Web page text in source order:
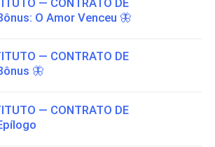
O Amor Venceu 🦋
— CONTRATO DE
🦋
— CONTRATO DE